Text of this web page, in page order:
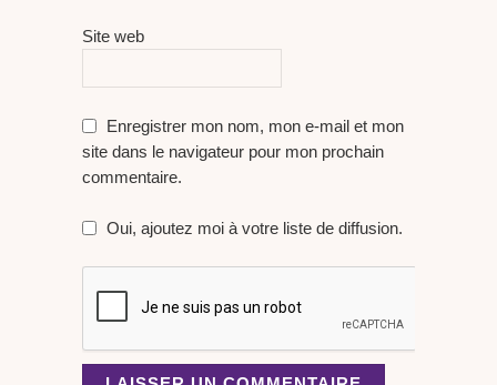
Site web
Enregistrer mon nom, mon e-mail et mon
site dans le navigateur pour mon prochain
commentaire.
Oui, ajoutez moi à votre liste de diffusion.